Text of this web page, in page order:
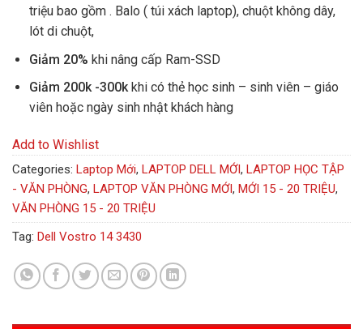
triệu bao gồm . Balo ( túi xách laptop), chuột không dây,
lót di chuột,
Giảm 20% khi nâng cấp Ram-SSD
Giảm 200k -300k khi có thẻ học sinh – sinh viên – giáo
viên hoặc ngày sinh nhật khách hàng
Add to Wishlist
Categories: Laptop Mới, LAPTOP DELL MỚI, LAPTOP HỌC TẬP
- VĂN PHÒNG, LAPTOP VĂN PHÒNG MỚI, MỚI 15 - 20 TRIỆU,
VĂN PHÒNG 15 - 20 TRIỆU
Tag: Dell Vostro 14 3430